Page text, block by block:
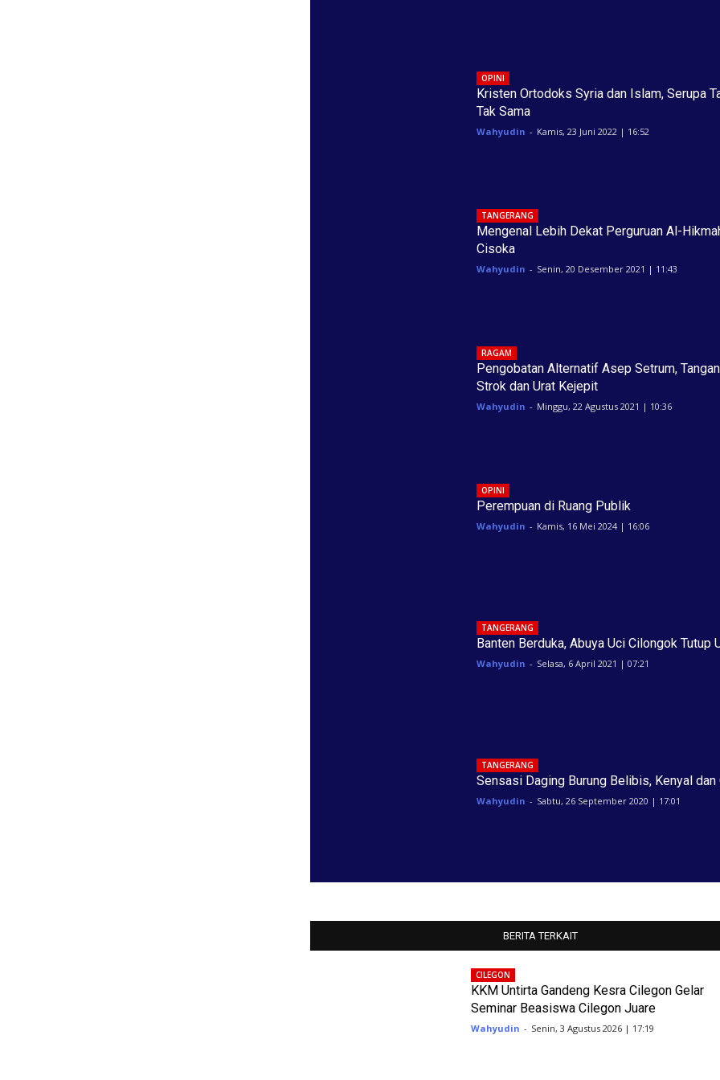
OPINI
Kristen Ortodoks Syria dan Islam, Serupa
Tak Sama
Wahyudin - Kamis, 23 Juni 2022 | 16:52
TANGERANG
Mengenal Lebih Dekat Perguruan Al-
Cisoka
Wahyudin - Senin, 20 Desember 2021 | 11:43
RAGAM
Pengobatan Alternatif Asep Setrum,
Strok dan Urat Kejepit
Wahyudin - Minggu, 22 Agustus 2021 | 10:36
OPINI
Perempuan di Ruang Publik
Wahyudin - Kamis, 16 Mei 2024 | 16:06
TANGERANG
Banten Berduka, Abuya Uci Cilongok Tutup
Wahyudin - Selasa, 6 April 2021 | 07:21
TANGERANG
Sensasi Daging Burung Belibis, Kenyal dan
Wahyudin - Sabtu, 26 September 2020 | 17:01
BERITA TERKAIT
CILEGON
KKM Untirta Gandeng Kesra Cilegon Gelar
Seminar Beasiswa Cilegon Juare
Wahyudin - Senin, 3 Agustus 2026 | 17:19